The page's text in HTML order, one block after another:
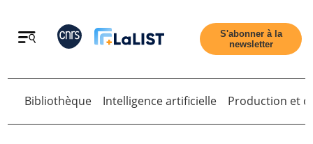
Retour
S'abonner à la
newsletter
Retour
Bibliothèque Intelligence artificielle Production et